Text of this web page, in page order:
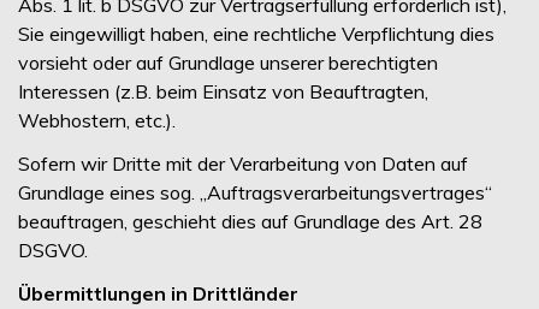
Abs. 1 lit. b DSGVO zur Vertragserfüllung erforderlich ist),
Sie eingewilligt haben, eine rechtliche Verpflichtung dies
vorsieht oder auf Grundlage unserer berechtigten
Interessen (z.B. beim Einsatz von Beauftragten,
Webhostern, etc.).
Sofern wir Dritte mit der Verarbeitung von Daten auf
Grundlage eines sog. „Auftragsverarbeitungsvertrages“
beauftragen, geschieht dies auf Grundlage des Art. 28
DSGVO.
Übermittlungen in Drittländer